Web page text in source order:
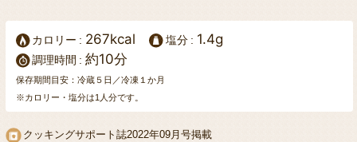
カロリー 267kcal 塩分 1.4g
調理時間 約10分
保存期間目安：冷蔵５日／冷凍１か月
※カロリー・塩分は1人分です。
クッキングサポート誌2022年09月号掲載